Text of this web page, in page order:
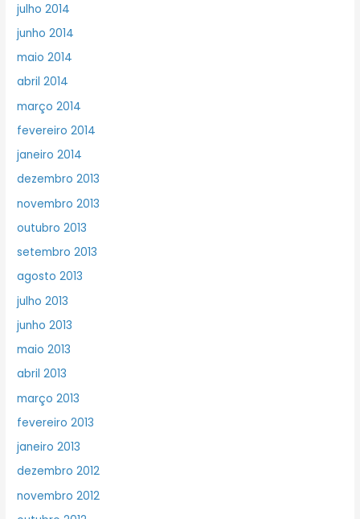
julho 2014
junho 2014
maio 2014
abril 2014
março 2014
fevereiro 2014
janeiro 2014
dezembro 2013
novembro 2013
outubro 2013
setembro 2013
agosto 2013
julho 2013
junho 2013
maio 2013
abril 2013
março 2013
fevereiro 2013
janeiro 2013
dezembro 2012
novembro 2012